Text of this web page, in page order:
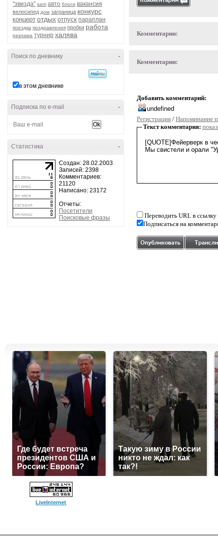
"звизда" sam авто блоги вакансия
велосипед дом заграница конкурс
концерт отдых отпуск параплан
поездка поздравления пробки работа
реклама турнир халява
-
Поиск по дневнику
в этом дневнике
-
Подписка по e-mail
-
Статистика
Создан: 28.02.2003
Записей: 2398
Комментариев:
21120
Написано: 23172
Отчеты:
Посетители
Поисковые фразы
Комментарии:
Комментарии:
Добавить комментарий:
Регистрация / Напоминание
Текст комментария:
Переводить URL в ссылку
Подписаться на
Где будет встреча
президентов США и
России: Европа?
Такую зиму в России
никто не ждал: как
так?!
LiveInternet